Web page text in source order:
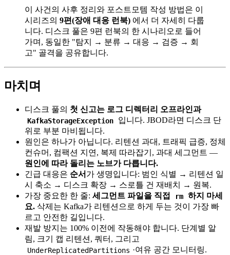
이 사건의 사후 정리와 포스트모템 작성 방법은 이
시리즈의 9편(장애 대응 런북) 에서 더 자세히 다룹
니다. 디스크 풀은 9편 런북의 한 시나리오로 들어
가며, 동일한 "탐지 → 분류 → 대응 → 검증 → 회
고" 골격을 공유합니다.
마치며
디스크 풀의 첫 신고는 로그 디렉터리 오프라인과
KafkaStorageException
입니다. JBOD라면 디스크 단
위로 부분 마비됩니다.
원인은 하나가 아닙니다. 리텐션 과대, 트래픽 급증, 정체
컨슈머, 컴팩션 지연, 복제 따라잡기, 과대 세그먼트 —
원인에 따라 돌리는 노브가 다릅니다.
긴급 대응은 순서 가 생명입니다: 범인 식별 → 리텐션 일
시 축소 → 디스크 확장 → 스로틀 건 재배치 → 원복.
가장 중요한 한 줄: 세그먼트 파일을 직접 rm 하지 마세
요. 삭제는 Kafka가 리텐션으로 하게 두는 것이 가장 빠
르고 안전한 길입니다.
재발 방지는 100% 이전에 작동해야 합니다. 단계별 알
림, 크기 캡 리텐션, 쿼터, 그리고
UnderReplicatedPartitions ·여유 공간 모니터링.